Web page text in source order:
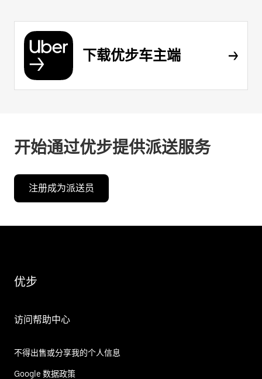
下载优步车主端
开始通过优步提供派送服务
注册成为派送员
优步
访问帮助中心
不得出售或分享我的个人信息
Google 数据政策